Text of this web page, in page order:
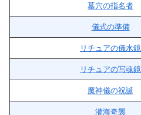
墓穴の指名者
儀式の準備
リチュアの儀水鏡
リチュアの写魂鏡
魔神儀の祝誕
潜海奇襲